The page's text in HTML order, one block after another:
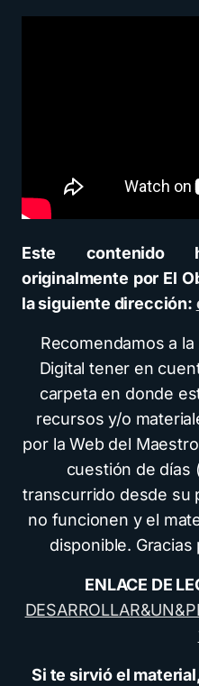
Este contenido
originalmente por El
la siguiente dirección:
Recomendamos a
Digital tener en
carpeta en donde
recursos y/o
por la Web del
cuestión de días
transcurrido desde su
no funcionen y el
disponible.
ENLACE DE
Si te sirvió el